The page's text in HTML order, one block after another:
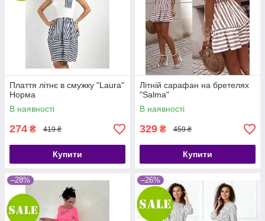
Плаття літнє в смужку "Laura"
Норма
В наявності
274 ₴ 419 ₴
Купити
Літній сарафан на бретелях
"Salma"
В наявності
329 ₴ 459 ₴
Купити
–28% –26%